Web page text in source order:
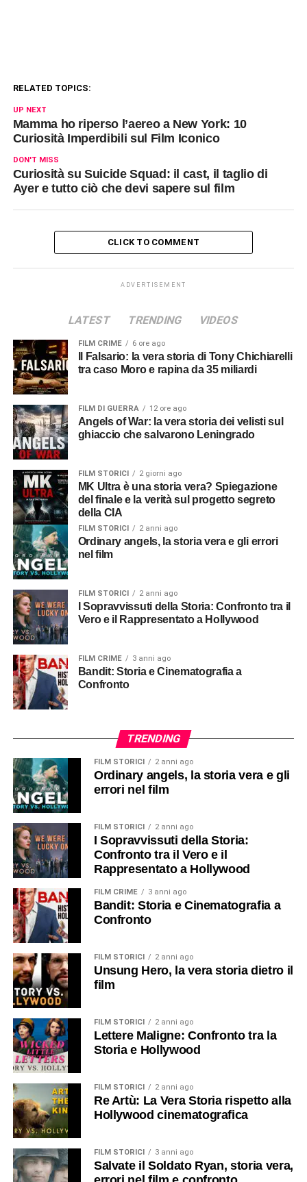
RELATED TOPICS:
UP NEXT
Mamma ho riperso l’aereo a New York: 10
Curiosità Imperdibili sul Film Iconico
DON'T MISS
Curiosità su Suicide Squad: il cast, il taglio di
Ayer e tutto ciò che devi sapere sul film
CLICK TO COMMENT
ADVERTISEMENT
LATEST TRENDING VIDEOS
FILM CRIME 6 ore ago
tra caso Moro e rapina da 35 miliardi
FILM DI GUERRA 12 ore ago
Angels of War: la vera storia dei velisti sul
ghiaccio che salvarono Leningrado
FILM STORICI 2 giorni ago
MK Ultra è una storia vera? Spiegazione
del finale e la verità sul progetto segreto
della CIA
FILM STORICI 2 anni ago
Ordinary angels, la storia vera e gli errori
nel film
FILM STORICI 2 anni ago
Vero e il Rappresentato a Hollywood
FILM CRIME 3 anni ago
Bandit: Storia e Cinematografia a
Confronto
TRENDING
FILM STORICI 2 anni ago
Ordinary angels, la storia vera e gli
errori nel film
FILM STORICI 2 anni ago
I Sopravvissuti della Storia:
Confronto tra il Vero e il
Rappresentato a Hollywood
FILM CRIME 3 anni ago
Bandit: Storia e Cinematografia a
Confronto
FILM STORICI 2 anni ago
Unsung Hero, la vera storia dietro il
film
FILM STORICI 2 anni ago
Lettere Maligne: Confronto tra la
Storia e Hollywood
FILM STORICI 2 anni ago
Re Artù: La Vera Storia rispetto alla
Hollywood cinematografica
FILM STORICI 3 anni ago
Salvate il Soldato Ryan, storia vera,